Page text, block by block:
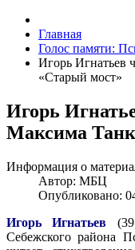
Главная
Голос памяти:
Игорь Игнатьев
«Старый мост»
Игорь
Максима
Информация о
Автор: МБЦ
Опубликовано:
Игорь Игнатьев
Себежского района